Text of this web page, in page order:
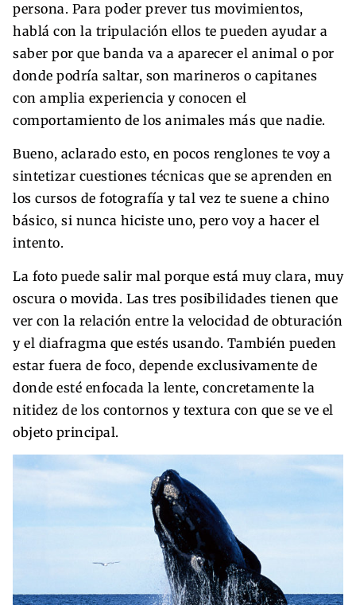
persona. Para poder prever tus movimientos,
hablá con la tripulación ellos te pueden ayudar a
saber por que banda va a aparecer el animal o por
donde podría saltar, son marineros o capitanes
con amplia experiencia y conocen el
comportamiento de los animales más que nadie.
Bueno, aclarado esto, en pocos renglones te voy a
sintetizar cuestiones técnicas que se aprenden en
los cursos de fotografía y tal vez te suene a chino
básico, si nunca hiciste uno, pero voy a hacer el
intento.
La foto puede salir mal porque está muy clara, muy
oscura o movida. Las tres posibilidades tienen que
ver con la relación entre la velocidad de obturación
y el diafragma que estés usando. También pueden
estar fuera de foco, depende exclusivamente de
donde esté enfocada la lente, concretamente la
nitidez de los contornos y textura con que se ve el
objeto principal.